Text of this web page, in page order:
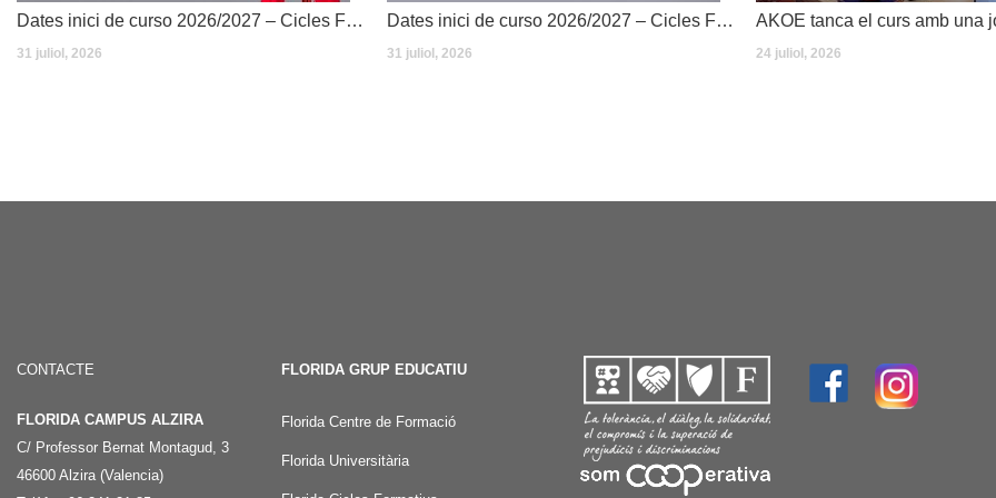
Dates inici de curso 2026/2027 – Cicles Formatius
31 juliol, 2026
Dates inici de curso 2026/2027 – Cicles Formatius
31 juliol, 2026 24 juliol, 2026
CONTACTE
FLORIDA CAMPUS ALZIRA
C/ Professor Bernat Montagud, 3
46600 Alzira (Valencia)
FLORIDA GRUP EDUCATIU
Florida Centre de Formació
Florida Universitària